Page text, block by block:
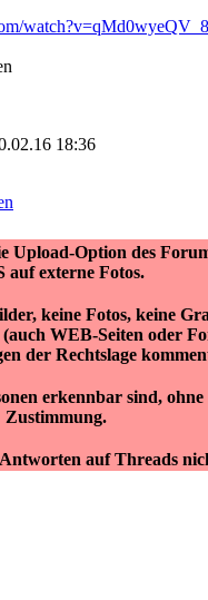
watch?v=qMd0wyeQV_8
18:36
Upload-Option des
auf externe Fotos.
keine Fotos, keine
WEB-Seiten oder
der Rechtslage
erkennbar sind,
Zustimmung.
auf Threads